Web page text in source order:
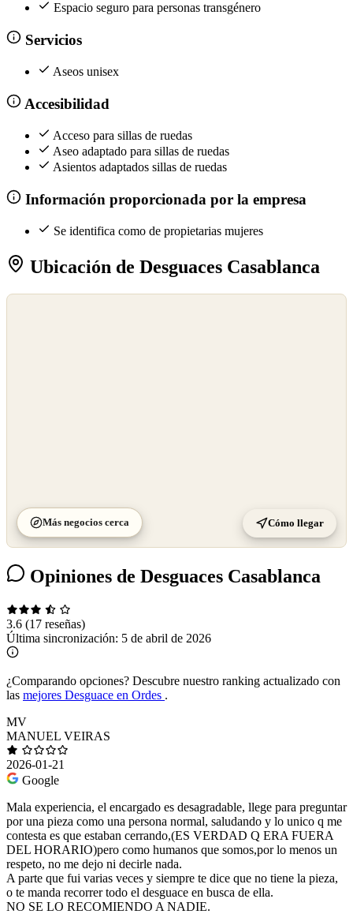
Espacio seguro para personas transgénero
Servicios
Aseos unisex
Accesibilidad
Acceso para sillas de ruedas
Aseo adaptado para sillas de ruedas
Asientos adaptados sillas de ruedas
Información proporcionada por la empresa
Se identifica como de propietarias mujeres
Ubicación de Desguaces Casablanca
Más negocios cerca Cómo llegar
Opiniones de Desguaces Casablanca
3.6 (17 reseñas)
Última sincronización: 5 de abril de 2026
¿Comparando opciones? Descubre nuestro ranking actualizado con
las mejores Desguace en Ordes .
MV
MANUEL VEIRAS
2026-01-21
Google
Mala experiencia, el encargado es desagradable, llege para preguntar
por una pieza como una persona normal, saludando y lo unico q me
contesta es que estaban cerrando,(ES VERDAD Q ERA FUERA
DEL HORARIO)pero como humanos que somos,por lo menos un
respeto, no me dejo ni decirle nada.
A parte que fui varias veces y siempre te dice que no tiene la pieza,
o te manda recorrer todo el desguace en busca de ella.
NO SE LO RECOMIENDO A NADIE.